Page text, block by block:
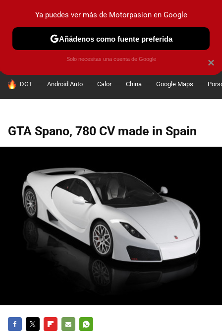
PRUEBAS COCHES ELÉCTRICOS OBSERVATORIO
HOY SE HABLA DE
DGT Android Auto Calor China Google Maps
GTA Spano, 780 CV made in Spain
×
Ya puedes ver más de Motorpasion en Google
Añádenos como fuente preferida
Solo necesitas una cuenta de Google